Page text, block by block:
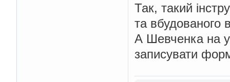
Так, такий
та вбудованого
А Шевченка на
записувати